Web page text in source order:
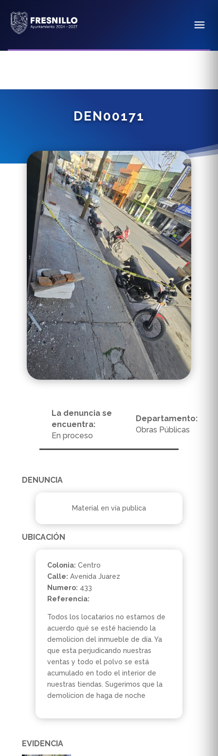
DEN00171
La denuncia se
encuentra:
En proceso
Departamento:
Obras Públicas
DENUNCIA
Material en vía publica
UBICACIÓN
Colonia: Centro
Calle: Avenida Juarez
Numero: 433
Referencia:
Todos los locatarios no estamos de
acuerdo qué se esté haciendo la
demolicion del inmueble de día. Ya
que esta perjudicando nuestras
ventas y todo el polvo se está
acumulado en todo el interior de
nuestras tiendas. Sugerimos que la
demolicion de haga de noche
EVIDENCIA